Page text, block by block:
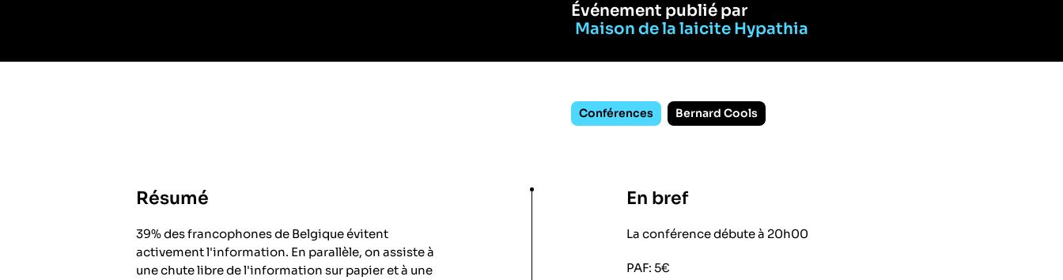
Événement publié par
Maison de la laicite Hypathia
Conférences Bernard Cools
Résumé
39% des francophones de Belgique évitent
activement l'information. En parallèle, on assiste à
une chute libre de l'information sur papier et à une
En bref
La conférence débute à 20h00
PAF: 5€